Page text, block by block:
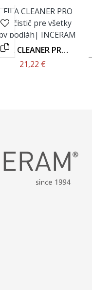
FILA CLEANER PRO
1L
21,22 €